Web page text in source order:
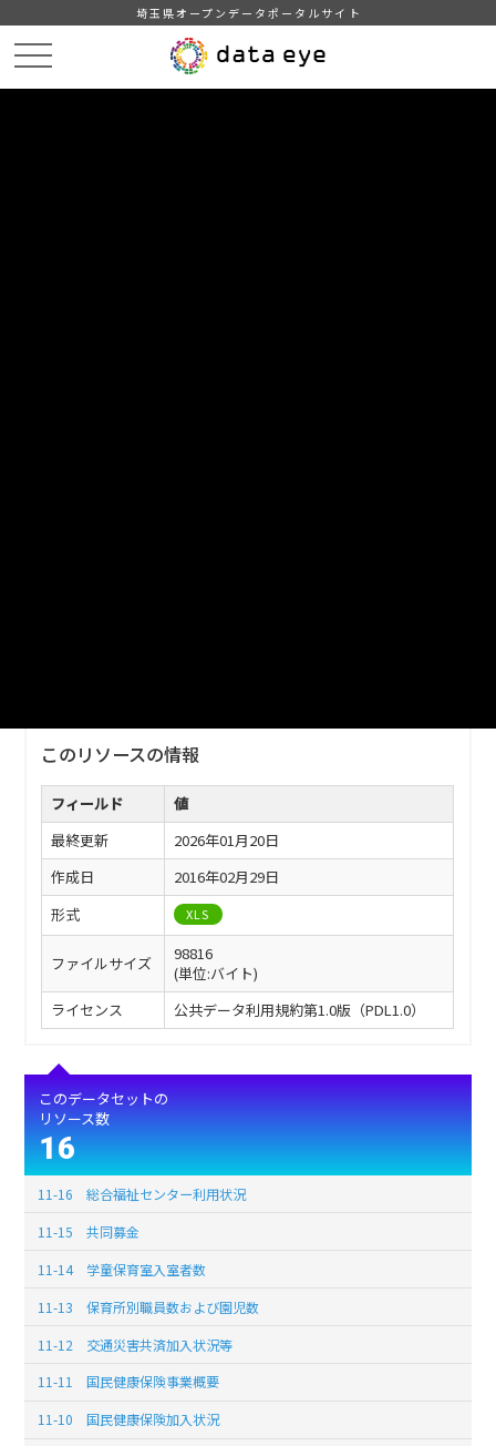
埼玉県オープンデータポータルサイト
このリソースの情報
フィールド
値
最終更新
2026年01月20日
作成日
2016年02月29日
形式
XLS
ファイルサイズ
98816
(単位:バイト)
ライセンス
公共データ利用規約第1.0版（PDL1.0）
このデータセットの
リソース数
16
11-16 総合福祉センター利用状況
11-15 共同募金
11-14 学童保育室入室者数
11-13 保育所別職員数および園児数
11-12 交通災害共済加入状況等
11-11 国民健康保険事業概要
11-10 国民健康保険加入状況